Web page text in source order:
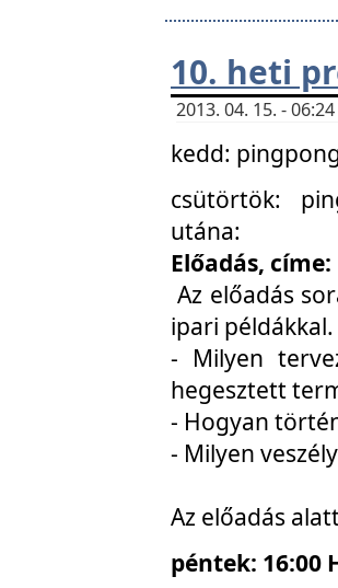
10. heti
2013. 04. 15. -
kedd:
csütörtök:
utána:
Előadás,
Az előadás
ipari
- Milyen
hegesztett
- Hogyan
- Milyen
Az előadás
péntek: 16:00